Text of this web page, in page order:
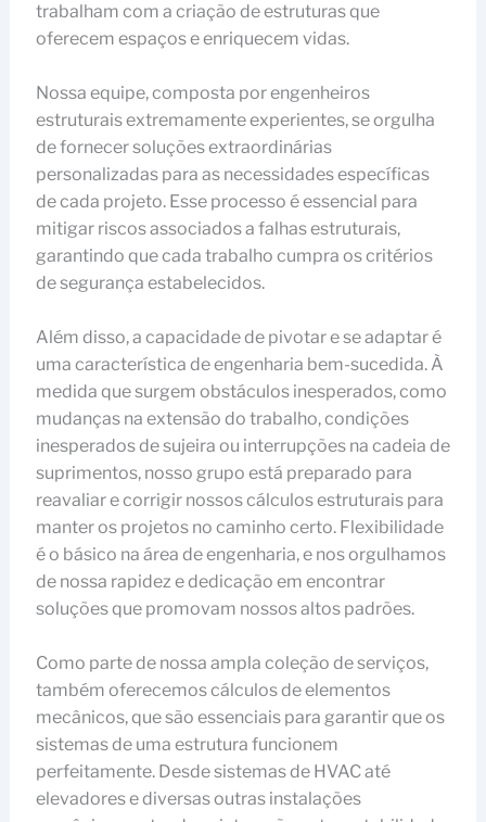
trabalham com a criação de estruturas que
oferecem espaços e enriquecem vidas.
Nossa equipe, composta por engenheiros
estruturais extremamente experientes, se orgulha
de fornecer soluções extraordinárias
personalizadas para as necessidades específicas
de cada projeto. Esse processo é essencial para
mitigar riscos associados a falhas estruturais,
garantindo que cada trabalho cumpra os critérios
de segurança estabelecidos.
Além disso, a capacidade de pivotar e se adaptar é
uma característica de engenharia bem-sucedida. À
medida que surgem obstáculos inesperados, como
mudanças na extensão do trabalho, condições
inesperados de sujeira ou interrupções na cadeia de
suprimentos, nosso grupo está preparado para
reavaliar e corrigir nossos cálculos estruturais para
manter os projetos no caminho certo. Flexibilidade
é o básico na área de engenharia, e nos orgulhamos
de nossa rapidez e dedicação em encontrar
soluções que promovam nossos altos padrões.
Como parte de nossa ampla coleção de serviços,
também oferecemos cálculos de elementos
mecânicos, que são essenciais para garantir que os
sistemas de uma estrutura funcionem
perfeitamente. Desde sistemas de HVAC até
elevadores e diversas outras instalações